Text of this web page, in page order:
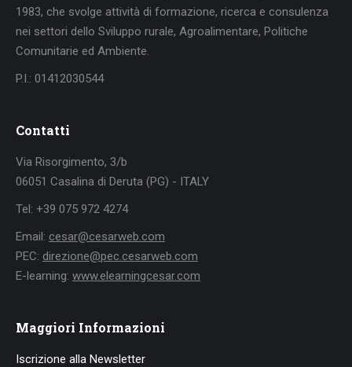
1983, che svolge attività di formazione, ricerca e consulenza
nei settori dello Sviluppo rurale, Agroalimentare, Politiche
Comunitarie ed Ambiente.
P.I.: 01412030544
Contatti
Via Risorgimento, 3/b
06051 Casalina di Deruta (PG) - ITALY
Tel: +39 075 972 4274
Email: cesar@cesarweb.com
PEC: direzione@pec.cesarweb.com
E-learning: www.elearningcesar.com
Maggiori Informazioni
Iscrizione alla Newsletter